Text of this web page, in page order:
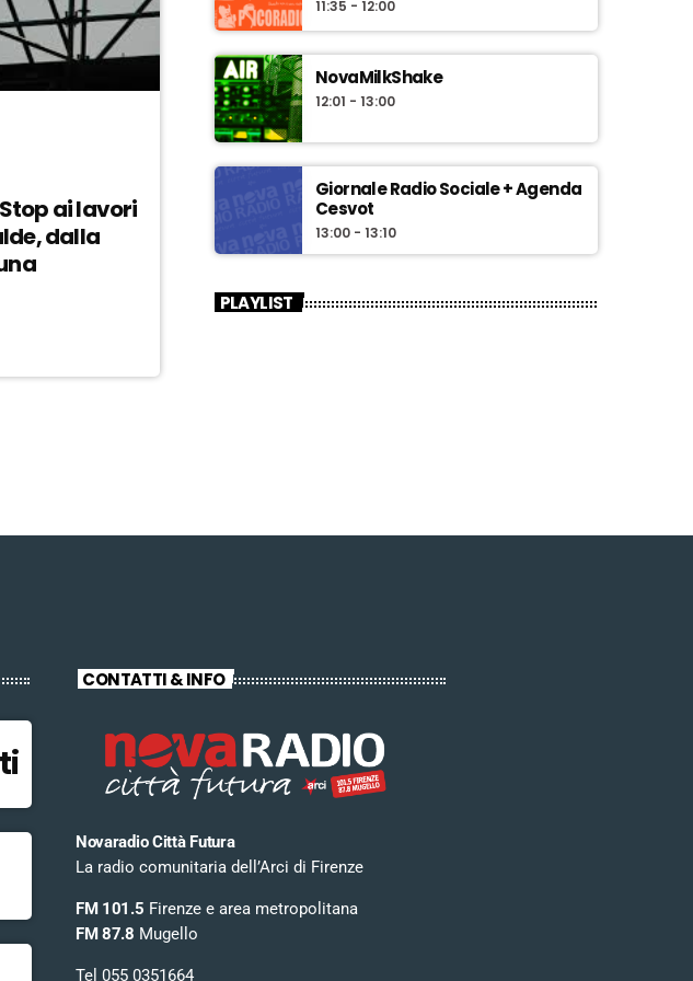
ai lavori
dalla
11:35 - 12:00
NovaMilkShake
12:01 - 13:00
Giornale Radio Sociale + Agenda
Cesvot
13:00 - 13:10
PLAYLIST
CONTATTI & INFO
Novaradio Città Futura
La radio comunitaria dell’Arci di Firenze
FM 101.5 Firenze e area metropolitana
FM 87.8 Mugello
Tel 055 0351664